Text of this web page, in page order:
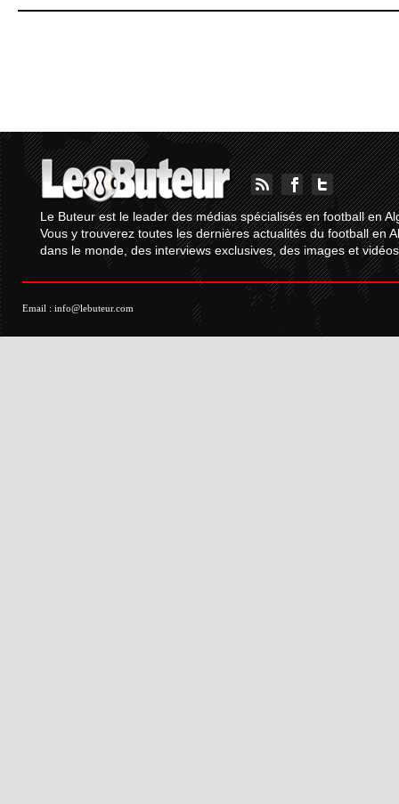
Le Buteur est le leader des médias spécialisés en football en
Vous y trouverez toutes les dernières actualités du football en
dans le monde, des interviews exclusives, des images et
Email : info@lebuteur.com